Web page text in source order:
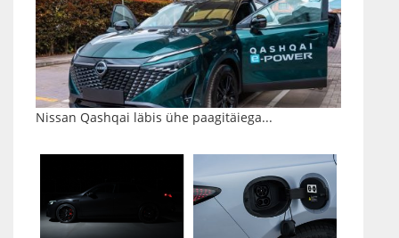
Nissan Qashqai läbis ühe paagitäiega...